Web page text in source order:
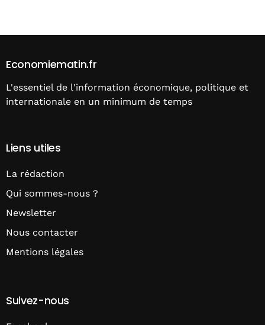
Economiematin.fr
L'essentiel de l'information économique, politique et
internationale en un minimum de temps
Liens utiles
La rédaction
Qui sommes-nous ?
Newsletter
Nous contacter
Mentions légales
Suivez-nous